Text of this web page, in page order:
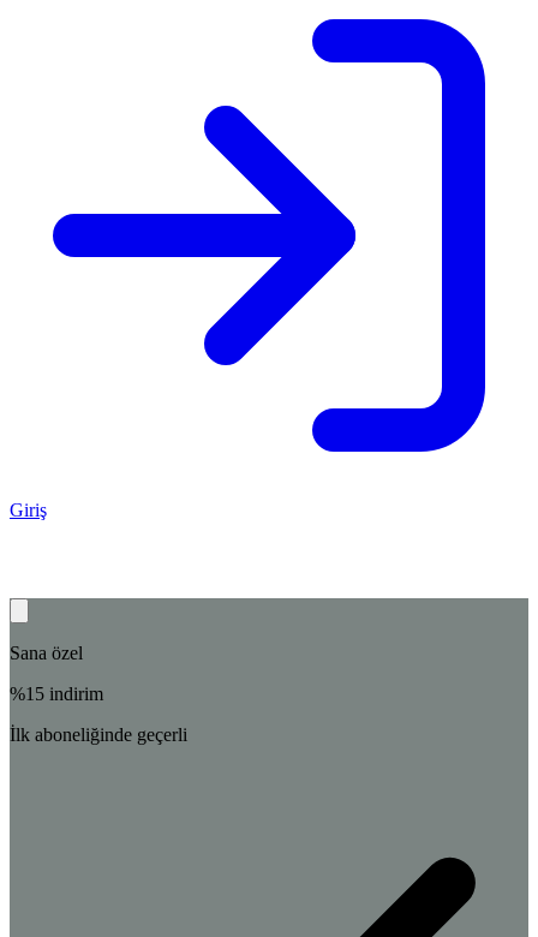
Giriş
Sana özel
%15 indirim
İlk aboneliğinde geçerli